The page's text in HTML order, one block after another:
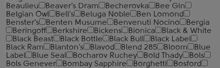
Beaulieu
Beaver's Dram Becherovka
Bee Gin
Belgian Owl
Bell's Beluga Noble
Ben Lomond
Benster's
Benten Musume Benvenuti Nocino
Bergia
Beringoff
Berkshire Bickens Bionica
Black & White
Black Beast
Black Bottle Black Bull
Black Label
Black Ram
Blanton's Blavod Blend 285 Bloom
Blue
Label
Blue Seal Bocharov Ruchey Bold Thady
Bols
Bols Genever
Bombay Sapphire Borghetti
Bosford